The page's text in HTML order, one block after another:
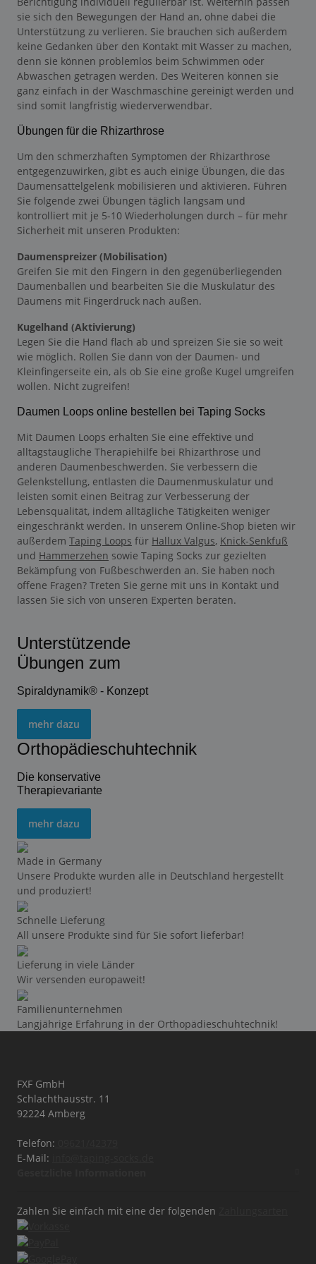
sie sich den Bewegungen der Hand an, ohne dabei die
Unterstützung zu verlieren. Sie brauchen sich außerdem
keine Gedanken über den Kontakt mit Wasser zu machen,
denn sie können problemlos beim Schwimmen oder
Abwaschen getragen werden. Des Weiteren können sie
ganz einfach in der Waschmaschine gereinigt werden und
sind somit langfristig wiederverwendbar.
Übungen für die Rhizarthrose
Um den schmerzhaften Symptomen der Rhizarthrose
entgegenzuwirken, gibt es auch einige Übungen, die das
Daumensattelgelenk mobilisieren und aktivieren. Führen
Sie folgende zwei Übungen täglich langsam und
kontrolliert mit je 5-10 Wiederholungen durch – für mehr
Sicherheit mit unseren Produkten:
Daumenspreizer (Mobilisation)
Greifen Sie mit den Fingern in den gegenüberliegenden
Daumenballen und bearbeiten Sie die Muskulatur des
Daumens mit Fingerdruck nach außen.
Kugelhand (Aktivierung)
Legen Sie die Hand flach ab und spreizen Sie sie so weit
wie möglich. Rollen Sie dann von der Daumen- und
Kleinfingerseite ein, als ob Sie eine große Kugel umgreifen
wollen. Nicht zugreifen!
Daumen Loops online bestellen bei Taping Socks
Mit Daumen Loops erhalten Sie eine effektive und
alltagstaugliche Therapiehilfe bei Rhizarthrose und
anderen Daumenbeschwerden. Sie verbessern die
Gelenkstellung, entlasten die Daumenmuskulatur und
leisten somit einen Beitrag zur Verbesserung der
Lebensqualität, indem alltägliche Tätigkeiten weniger
eingeschränkt werden. In unserem Online-Shop bieten wir
außerdem Taping Loops für Hallux Valgus, Knick-Senkfuß
und Hammerzehen sowie Taping Socks zur gezielten
Bekämpfung von Fußbeschwerden an. Sie haben noch
offene Fragen? Treten Sie gerne mit uns in Kontakt und
lassen Sie sich von unseren Experten beraten.
Unterstützende
Übungen zum
Spiraldynamik® - Konzept
mehr dazu
Orthopädieschuhtechnik
Die konservative
Therapievariante
mehr dazu
Made in Germany
Unsere Produkte wurden alle in Deutschland hergestellt
und produziert!
Schnelle Lieferung
All unsere Produkte sind für Sie sofort lieferbar!
Lieferung in viele Länder
Wir versenden europaweit!
Familienunternehmen
Langjährige Erfahrung in der Orthopädieschuhtechnik!
FXF GmbH
Schlachthausstr. 11
92224 Amberg
Telefon:
E-Mail:
Zahlen Sie einfach mit eine der folgenden